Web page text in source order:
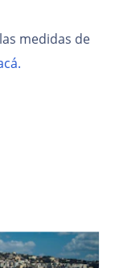
medidas de